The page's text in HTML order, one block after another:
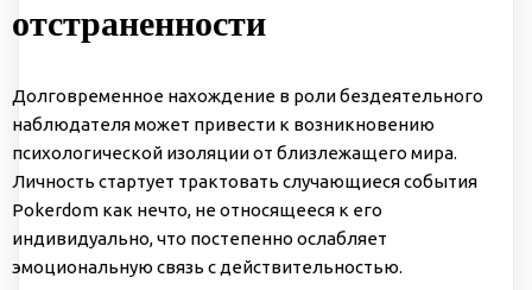
отстраненности
Долговременное нахождение в роли бездеятельного
наблюдателя может привести к возникновению
психологической изоляции от близлежащего мира.
Личность стартует трактовать случающиеся события
Pokerdom как нечто, не относящееся к его
индивидуально, что постепенно ослабляет
эмоциональную связь с действительностью.